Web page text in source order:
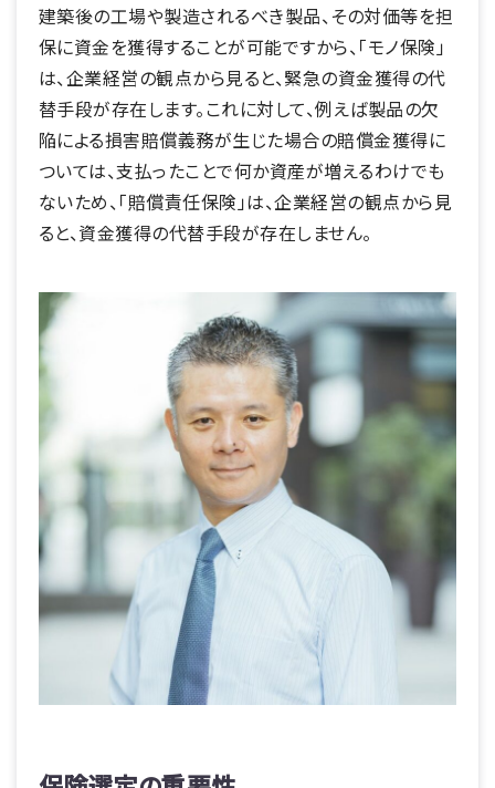
建築後の工場や製造されるべき製品、その対価等を担
保に資金を獲得することが可能ですから、「モノ保険」
は、企業経営の観点から見ると、緊急の資金獲得の代
替手段が存在します。これに対して、例えば製品の欠
陥による損害賠償義務が生じた場合の賠償金獲得に
ついては、支払ったことで何か資産が増えるわけでも
ないため、「賠償責任保険」は、企業経営の観点から見
ると、資金獲得の代替手段が存在しません。